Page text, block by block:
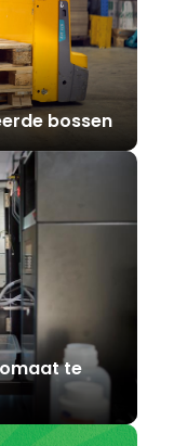
bossen
te